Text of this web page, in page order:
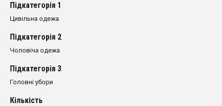
Пiдкатегорiя 1
Цивільна одежа
Пiдкатегорiя 2
Чоловіча одежа
Пiдкатегорiя 3
Головні убори
Кількість